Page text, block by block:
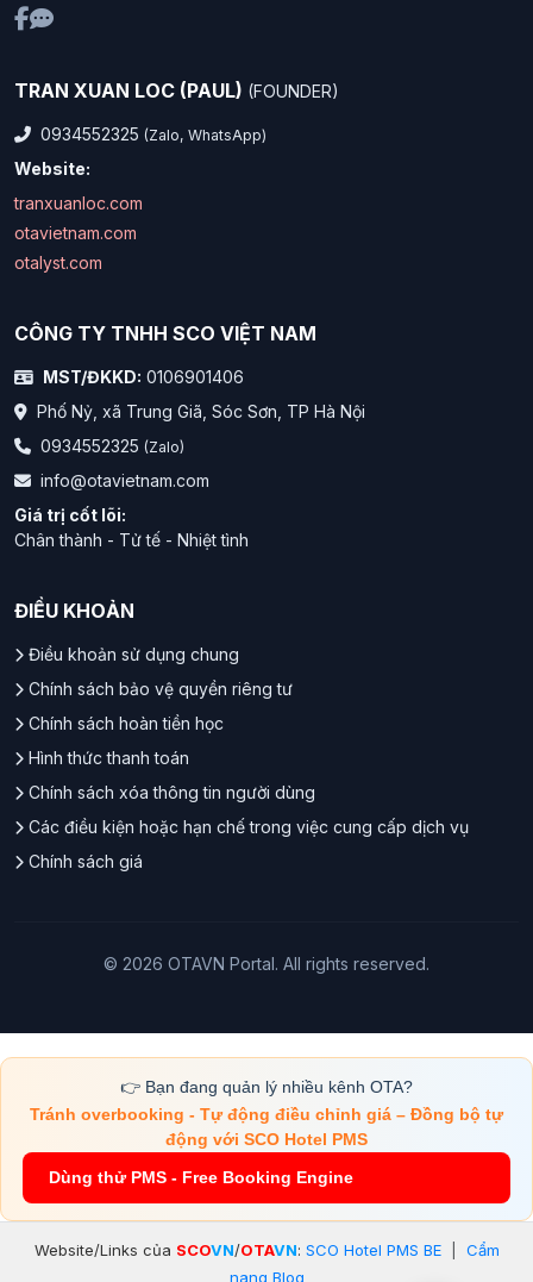
TRAN XUAN LOC (PAUL) (FOUNDER)
0934552325 (Zalo, WhatsApp)
Website:
tranxuanloc.com
otavietnam.com
otalyst.com
CÔNG TY TNHH SCO VIỆT NAM
MST/ĐKKD: 0106901406
Phố Nỷ, xã Trung Giã, Sóc Sơn, TP Hà Nội
0934552325 (Zalo)
info@otavietnam.com
Giá trị cốt lõi:
Chân thành - Tử tế - Nhiệt tình
ĐIỀU KHOẢN
Điều khoản sử dụng chung
Chính sách bảo vệ quyền riêng tư
Chính sách hoàn tiền học
Hình thức thanh toán
Chính sách xóa thông tin người dùng
Các điều kiện hoặc hạn chế trong việc cung cấp dịch vụ
Chính sách giá
© 2026 OTAVN Portal. All rights reserved.
👉 Bạn đang quản lý nhiều kênh OTA?
Tránh overbooking - Tự động điều chỉnh giá – Đồng bộ tự
động với SCO Hotel PMS
Dùng thử PMS - Free Booking Engine
Website/Links của SCOVN/OTAVN: SCO Hotel PMS BE
Cẩm
nang Blog